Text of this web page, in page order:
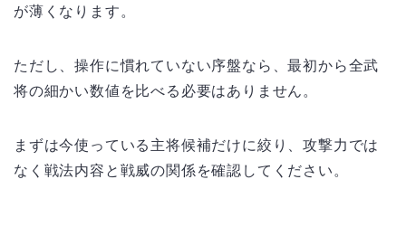
が薄くなります。
ただし、操作に慣れていない序盤なら、最初から全武
将の細かい数値を比べる必要はありません。
まずは今使っている主将候補だけに絞り、攻撃力では
なく戦法内容と戦威の関係を確認してください。